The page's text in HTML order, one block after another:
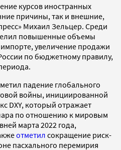
курсов иностранных
причины, так и внешние,
Михаил Зельцер. Среди
повышенные объемы
увеличение продажи
по бюджетному правилу,
падение глобального
войны, инициированной
DXY, который отражает
по отношению к мировым
марта 2022 года,
отметил сокращение риск-
пасхального перемирия